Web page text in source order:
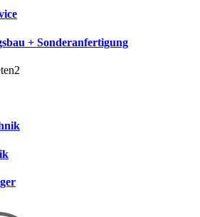
+ Sonderanfertigung